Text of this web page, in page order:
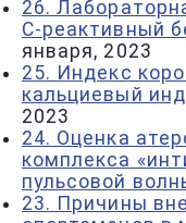
26.
С-реактивный
января, 2023
25. Индекс
кальциевый
2023
24. Оценка
комплекса
пульсовой
23. Причины